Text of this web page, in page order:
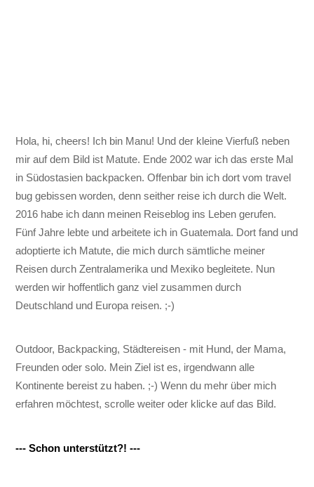
Hola, hi, cheers! Ich bin Manu! Und der kleine Vierfuß neben
mir auf dem Bild ist Matute. Ende 2002 war ich das erste Mal
in Südostasien backpacken. Offenbar bin ich dort vom travel
bug gebissen worden, denn seither reise ich durch die Welt.
2016 habe ich dann meinen Reiseblog ins Leben gerufen.
Fünf Jahre lebte und arbeitete ich in Guatemala. Dort fand und
adoptierte ich Matute, die mich durch sämtliche meiner
Reisen durch Zentralamerika und Mexiko begleitete. Nun
werden wir hoffentlich ganz viel zusammen durch
Deutschland und Europa reisen. ;-)
Outdoor, Backpacking, Städtereisen - mit Hund, der Mama,
Freunden oder solo. Mein Ziel ist es, irgendwann alle
Kontinente bereist zu haben. ;-) Wenn du mehr über mich
erfahren möchtest, scrolle weiter oder klicke auf das Bild.
--- Schon unterstützt?! ---